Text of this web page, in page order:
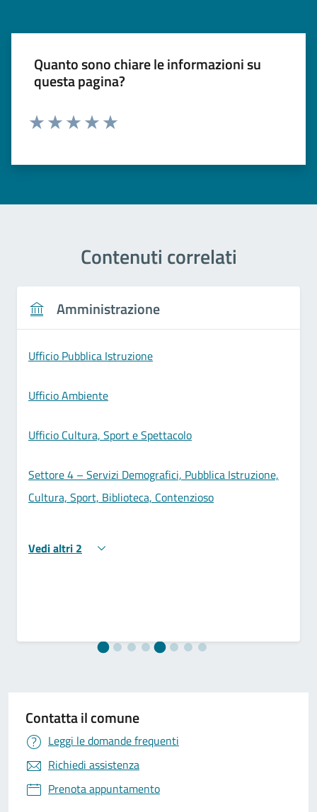
Quanto sono chiare le informazioni su
questa pagina?
Contenuti correlati
Amministrazione
Ufficio Pubblica Istruzione
Ufficio Ambiente
Ufficio Cultura, Sport e Spettacolo
Settore 4 – Servizi Demografici, Pubblica Istruzione,
Cultura, Sport, Biblioteca, Contenzioso
Vedi altri 2
Contatta il comune
Leggi le domande frequenti
Richiedi assistenza
Prenota appuntamento